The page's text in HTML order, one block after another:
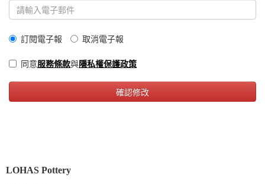
訂閱電子報 取消電子報
同意服務條款與隱私權保護政策
LOHAS Pottery